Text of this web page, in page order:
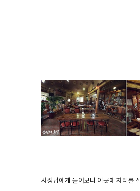
사장님에게 물어보니 이곳에 자리를